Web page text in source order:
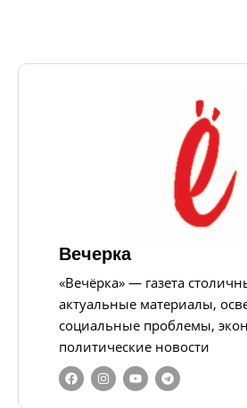
Вечерка
«Вечёрка» — газета
актуальные материалы,
социальные проблемы,
политические новости